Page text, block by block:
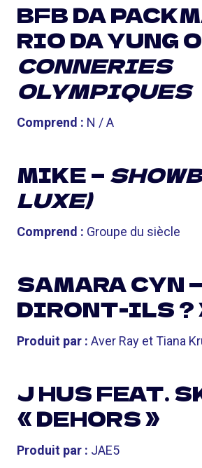
BFB DA
RIO DA YUNG
CONNERIES
OLYMPIQUES
Comprend : N / A
MIKE —
LUXE)
Comprend : Groupe du siècle
SAMARA CYN
DIRONT-ILS ?
Produit par : Aver Ray et Tiana
J HUS FEAT.
« DEHORS »
Produit par : JAE5